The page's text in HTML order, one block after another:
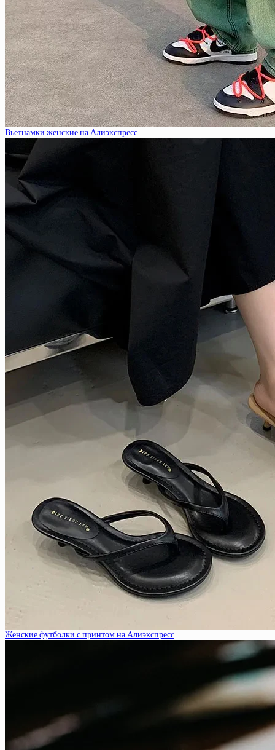
Вьетнамки женские на Алиэкспресс
Женские футболки с принтом на Алиэкспресс